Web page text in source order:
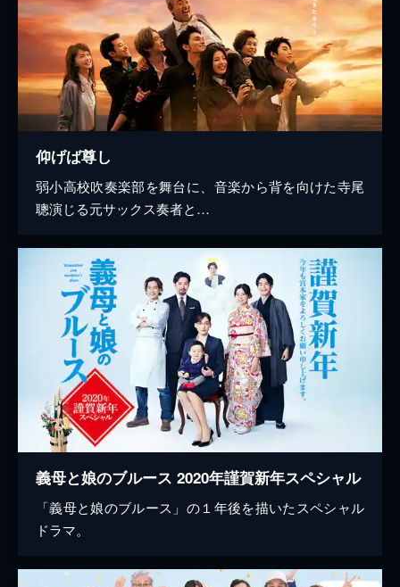
仰げば尊し
弱小高校吹奏楽部を舞台に、音楽から背を向けた寺尾
聰演じる元サックス奏者と…
義母と娘のブルース 2020年謹賀新年スペシャル
「義母と娘のブルース」の１年後を描いたスペシャル
ドラマ。